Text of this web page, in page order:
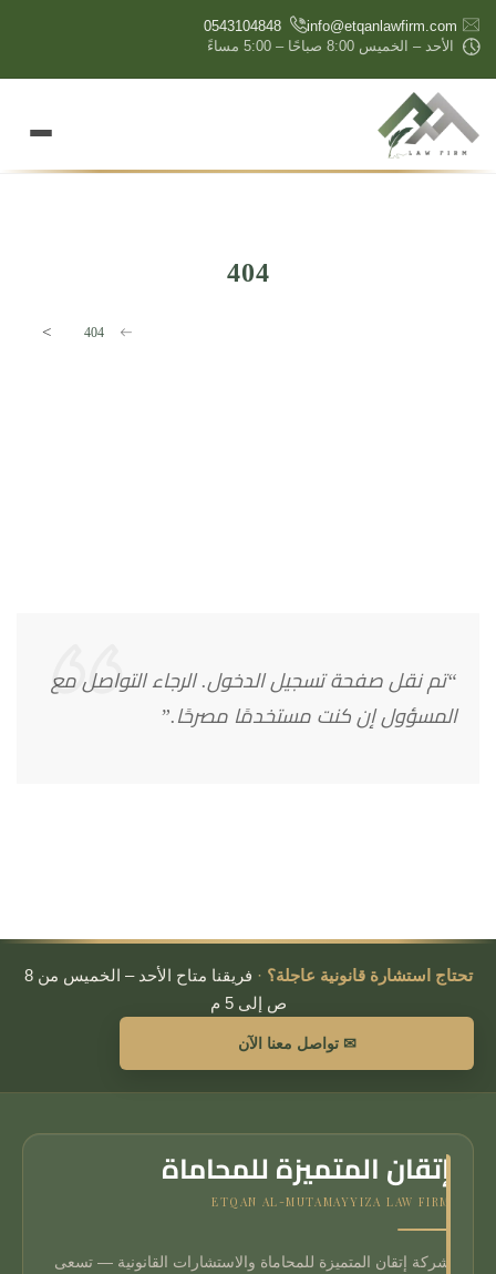
content
info@etqanlawfirm.com
0543104848
الأحد – الخميس 8:00 صباحًا – 5:00 مساءً
404
> 404
“تم نقل صفحة تسجيل الدخول. الرجاء التواصل مع
المسؤول إن كنت مستخدمًا مصرحًا.”
تحتاج استشارة قانونية عاجلة؟ ·
فريقنا متاح الأحد – الخميس من 8
ص إلى 5 م
✉ تواصل معنا الآن
إتقان المتميزة للمحاماة
ETQAN AL-MUTAMAYYIZA LAW FIRM
شركة إتقان المتميزة للمحاماة والاستشارات القانونية — تسعى